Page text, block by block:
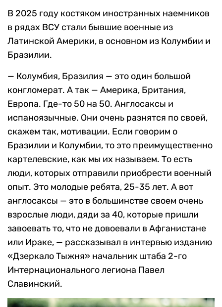
В 2025 году костяком иностранных наемников
в рядах ВСУ стали бывшие военные из
Латинской Америки, в основном из Колумбии и
Бразилии.
— Колумбия, Бразилия — это один большой
конгломерат. А так — Америка, Британия,
Европа. Где-то 50 на 50. Англосаксы и
испаноязычные. Они очень разнятся по своей,
скажем так, мотивации. Если говорим о
Бразилии и Колумбии, то это преимущественно
картелевские, как мы их называем. То есть
люди, которых отправили приобрести военный
опыт. Это молодые ребята, 25-35 лет. А вот
англосаксы — это в большинстве своем очень
взрослые люди, дяди за 40, которые пришли
завоевать то, что не довоевали в Афганистане
или Ираке, — рассказывал в интервью изданию
«Дзеркало Тыжня» начальник штаба 2-го
Интернационального легиона Павел
Славинский.